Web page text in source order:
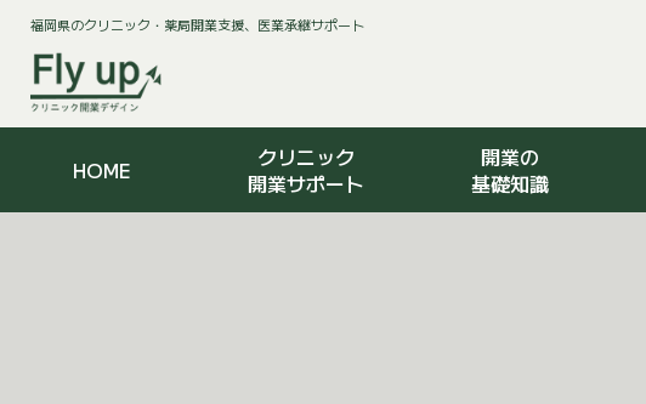
福岡県のクリニック・薬局開業支援、医業承継サポート
HOME
クリニック
開業サポート
開業の
基礎知識